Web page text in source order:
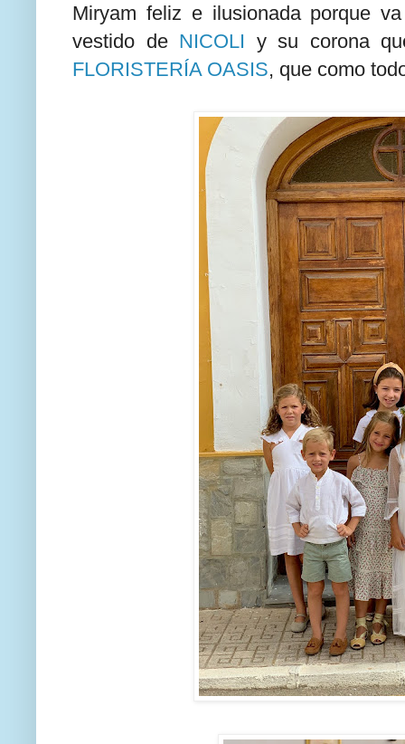
Miryam feliz e ilusionada porque
vestido de NICOLI y su corona
FLORISTERÍA OASIS, que como